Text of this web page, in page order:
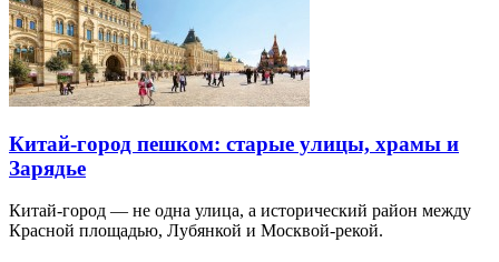
Китай-город пешком: старые улицы, храмы и
Зарядье
Китай-город — не одна улица, а исторический район между
Красной площадью, Лубянкой и Москвой-рекой.